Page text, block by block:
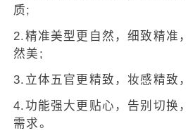
质;
2.精准美型更自然，细致精准
然美;
3.立体五官更精致，妆感精致
4.功能强大更贴心，告别切换
需求。